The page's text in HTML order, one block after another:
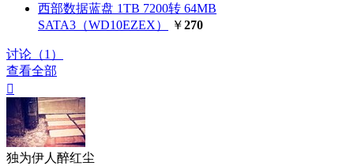
西部数据蓝盘 1TB 7200转 64MB
SATA3（WD10EZEX）
￥270
讨论（1）
查看全部

独为伊人醉红尘